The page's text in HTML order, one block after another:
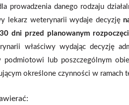
prowadzenia danego rodzaju
lekarz weterynarii wydaje decyzję
dni przed planowanym
właściwy wydając decyzję
podmiotowi lub poszczególnym
określone czynności w ramach